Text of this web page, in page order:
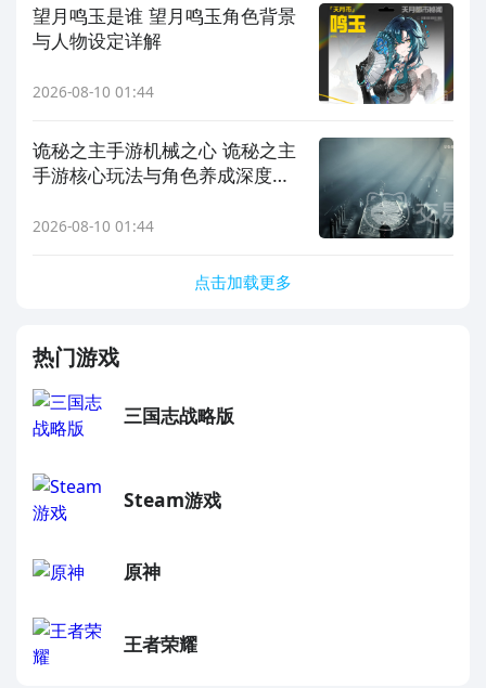
望月鸣玉是谁 望月鸣玉角色背景
与人物设定详解
2026-08-10 01:44
诡秘之主手游机械之心 诡秘之主
手游核心玩法与角色养成深度解
2026-08-10 01:44
点击加载更多
热门游戏
三国志战略版
Steam游戏
原神
王者荣耀